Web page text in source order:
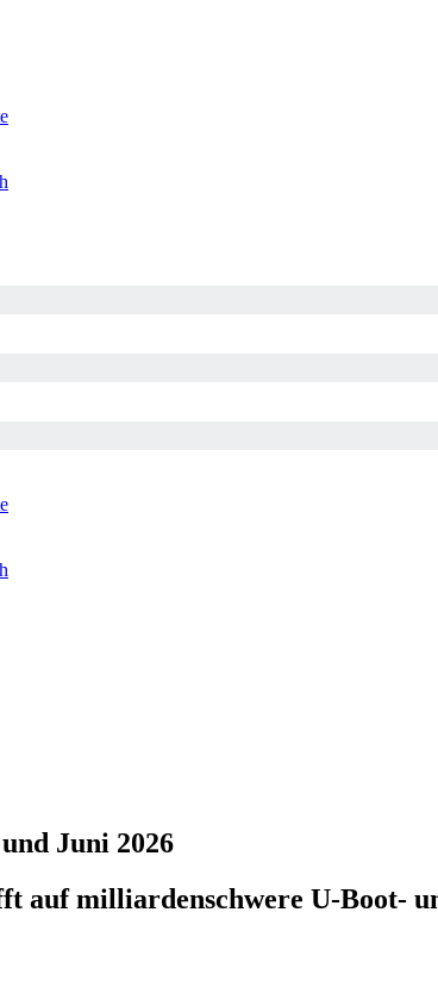
Juni 2026
auf milliardenschwere U-Boot-